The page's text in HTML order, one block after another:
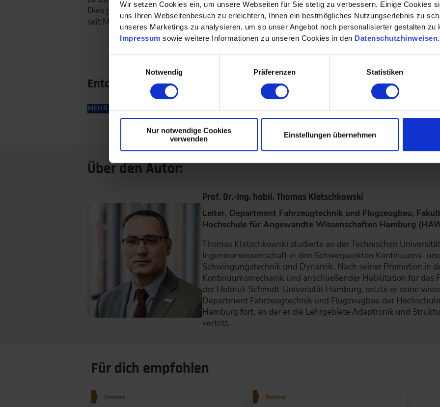
Wir setzen Cookies ein, um unsere Webseiten für Sie stetig zu verbessern. Einige Cookies
uns Ihren Webseitenbesuch zu erleichtern, Ihnen ein bestmögliches Nutzungserlebnis zu
unseres Marketings zu analysieren, um so unser Angebot noch personalisierter gestalten zu
Impressum sowie weitere Informationen zu unseren Cookies in den Datenschutzhinweisen.
Notwendig
Präferenzen Statistiken
Nur notwendige Cookies
verwenden
Einstellungen übernehmen
Dies gilt beispielsweise für Kurse zur aktiven Lärmminderung, die an der Fakultät für
seit März 2012 im Studiengang Mechatronik (B.Sc.) angeboten werden.
Entdecke unsere Weiterbildungsangebote im Bereich Antriebs-
MEHR ERFAHREN
Über den Autor:
Prof. Dr.-Ing. habil. Thomas Kletschkowski
Leiter, Department Fahrzeugtechnik und Flugzeugbau,
Hochschule für Angewandte Wissenschaften Hamburg
Thomas Kletschkowski studierte an der Technischen
Ingenieurwissenschaft in den Schwerpunkten Kontinuums-
Schwingungstechnik und Dynamik. Nach seiner Promotion in
Kontinuumsmechanik und anschließender Habilitation für das
der Helmut-Schmidt-Universität Hamburg, setzte er seine
Department Fahrzeugtechnik und Flugzeugbau der
Hamburg fort, an der er die Lehrgebiete Adaptronik und
vertritt.
Für dich empfohlen
Seminar Seminar